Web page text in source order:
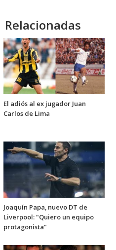
Relacionadas
El adiós al ex jugador Juan
Carlos de Lima
Joaquín Papa, nuevo DT de
Liverpool: "Quiero un equipo
protagonista"